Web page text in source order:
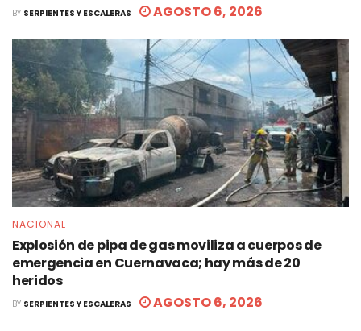
BY SERPIENTES Y ESCALERAS AGOSTO 6, 2026
NACIONAL
Explosión de pipa de gas moviliza a cuerpos de
emergencia en Cuernavaca; hay más de 20
heridos
BY SERPIENTES Y ESCALERAS AGOSTO 6, 2026